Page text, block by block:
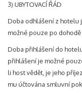
3) UBYTOVACÍ ŘÁD
Doba odhlášení z hotelu
možné pouze po
Doba přihlášení do
přihlášení je možné
li host vědět, je jeho
mu účtována smluvní